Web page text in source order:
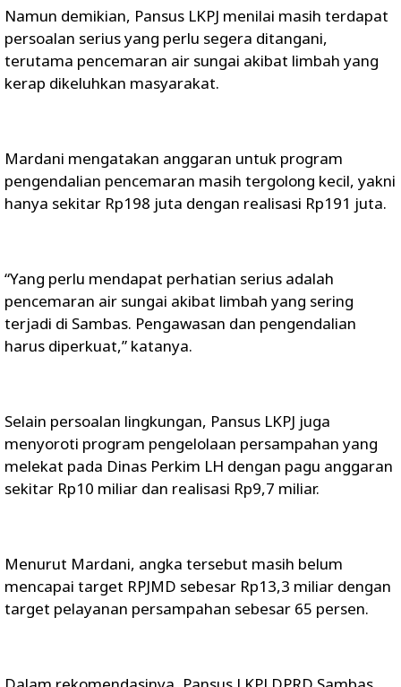
Namun demikian, Pansus LKPJ menilai masih terdapat
persoalan serius yang perlu segera ditangani,
terutama pencemaran air sungai akibat limbah yang
kerap dikeluhkan masyarakat.
Mardani mengatakan anggaran untuk program
pengendalian pencemaran masih tergolong kecil, yakni
hanya sekitar Rp198 juta dengan realisasi Rp191 juta.
“Yang perlu mendapat perhatian serius adalah
pencemaran air sungai akibat limbah yang sering
terjadi di Sambas. Pengawasan dan pengendalian
harus diperkuat,” katanya.
Selain persoalan lingkungan, Pansus LKPJ juga
menyoroti program pengelolaan persampahan yang
melekat pada Dinas Perkim LH dengan pagu anggaran
sekitar Rp10 miliar dan realisasi Rp9,7 miliar.
Menurut Mardani, angka tersebut masih belum
mencapai target RPJMD sebesar Rp13,3 miliar dengan
target pelayanan persampahan sebesar 65 persen.